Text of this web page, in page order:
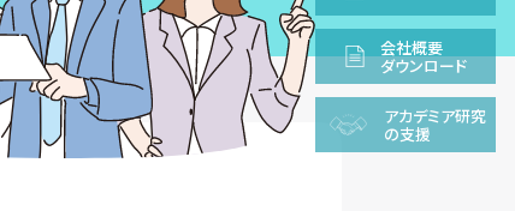
会社概要
ダウンロード
アカデミア研究
の支援